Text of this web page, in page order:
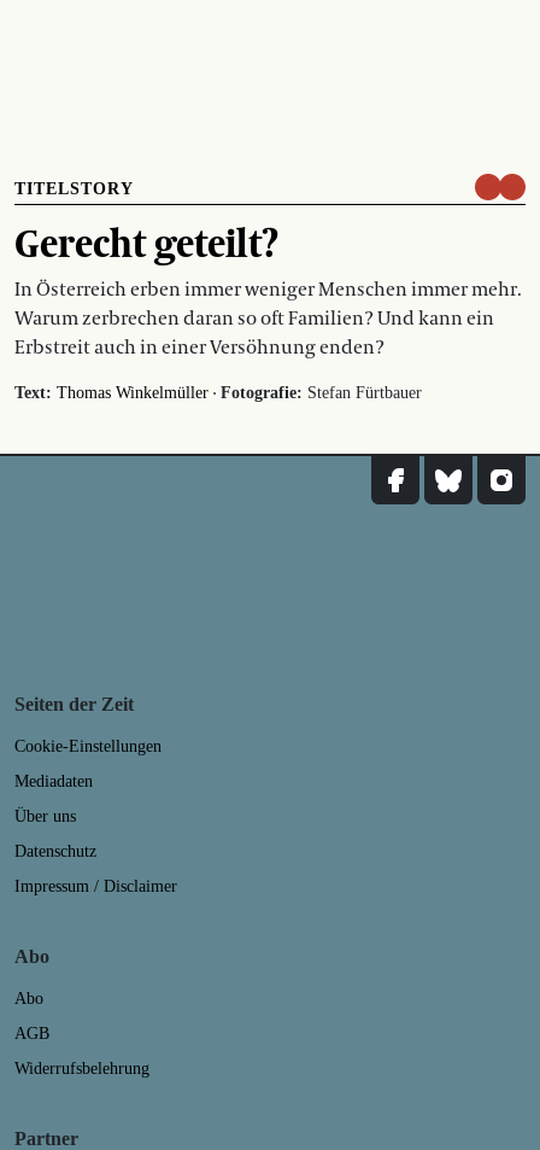
TITELSTORY
Gerecht geteilt?
In Österreich erben immer weniger Menschen immer mehr.
Warum zerbrechen daran so oft Familien? Und kann ein
Erbstreit auch in einer Versöhnung enden?
Text: Thomas Winkelmüller · Fotografie: Stefan Fürtbauer
Seiten der Zeit
Cookie-Einstellungen
Mediadaten
Über uns
Datenschutz
Impressum / Disclaimer
Abo
Abo
AGB
Widerrufsbelehrung
Partner